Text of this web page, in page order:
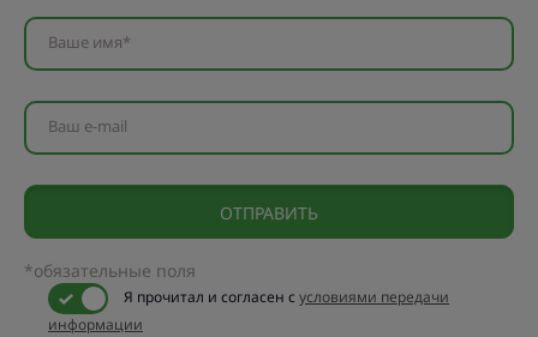
Ваше имя*
Ваш e-mail
*обязательные поля
Я прочитал и согласен сусловиями передачи
информации